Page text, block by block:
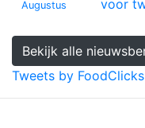
Augustus
voor
Bekijk alle
Tweets by FoodClicks